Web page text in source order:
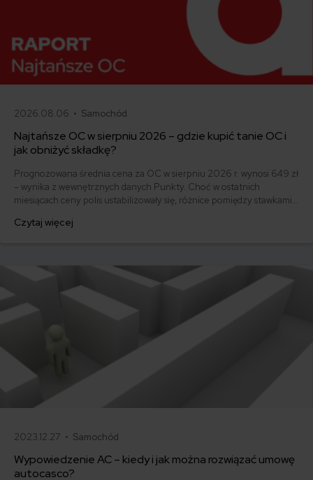
2026.08.06 • Samochód
Najtańsze OC w sierpniu 2026 – gdzie kupić tanie OC i
jak obniżyć składkę?
Prognozowana średnia cena za OC w sierpniu 2026 r. wynosi 649 zł
– wynika z wewnętrznych danych Punkty. Choć w ostatnich
miesiącach ceny polis ustabilizowały się, różnice pomiędzy stawkami
500 zł, inni – powyżej 1500 zł. Gdzie znaleźć najtańsze OC w Polsce
Czytaj więcej
2023.12.27 • Samochód
Wypowiedzenie AC – kiedy i jak można rozwiązać umowę
autocasco?